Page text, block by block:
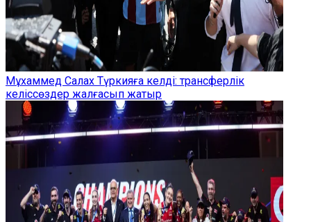
Мұхаммед Салах Түркияға келді: трансферлік
келіссөздер жалғасып жатыр